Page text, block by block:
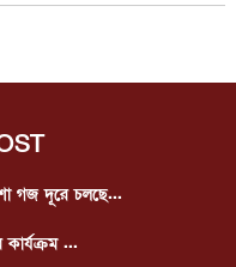
গজ দূরে চলছে...
কার্যক্রম ...